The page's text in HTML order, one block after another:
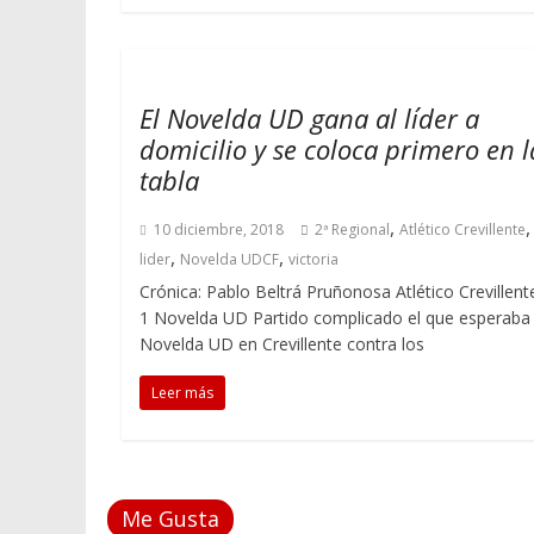
El Novelda UD gana al líder a
domicilio y se coloca primero en
tabla
10 diciembre, 2018 2ª Regional, Atlético Crevillente,
lider, Novelda UDCF, victoria
Crónica: Pablo Beltrá Pruñonosa Atlético
1 Novelda UD Partido complicado el que esperaba
Novelda UD en Crevillente contra los
Leer más
Me Gusta